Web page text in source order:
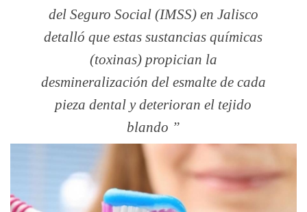
del Seguro Social (IMSS) en Jalisco
detalló que estas sustancias químicas
(toxinas) propician la
desmineralización del esmalte de cada
pieza dental y deterioran el tejido
blando